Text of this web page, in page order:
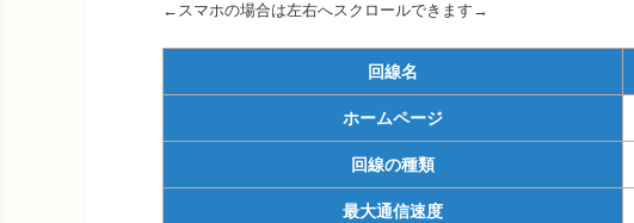
←スマホの場合は左右へスクロールできます→
回線名
ホームページ
回線の種類
最大通信速度